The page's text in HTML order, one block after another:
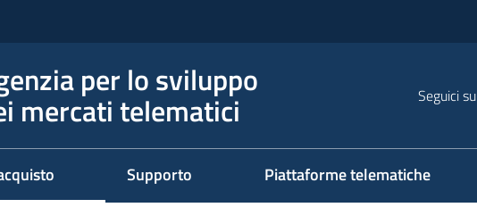
per lo sviluppo
mercati telematici Seguici su
Supporto Piattaforme telematiche